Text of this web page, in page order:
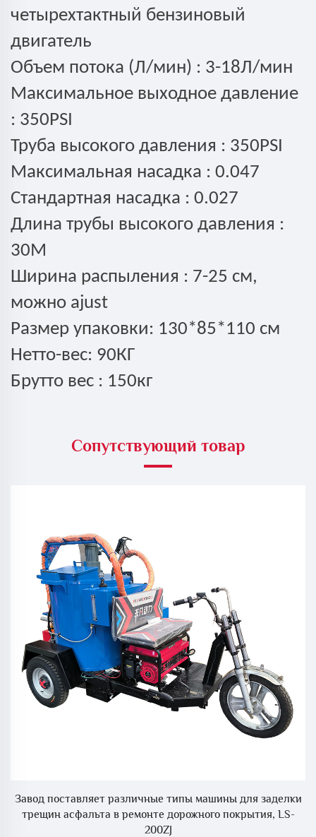
четырехтактный бензиновый
двигатель
Объем потока (Л/мин) : 3-18Л/мин
Максимальное выходное давление
: 350PSI
Труба высокого давления : 350PSI
Максимальная насадка : 0.047
Стандартная насадка : 0.027
Длина трубы высокого давления :
30М
Ширина распыления : 7-25 см,
можно ajust
Размер упаковки: 130*85*110 см
Нетто-вес: 90КГ
Брутто вес : 150кг
Сопутствующий товар
Завод поставляет различные типы машины для заделки
трещин асфальта в ремонте дорожного покрытия, LS-
200ZJ